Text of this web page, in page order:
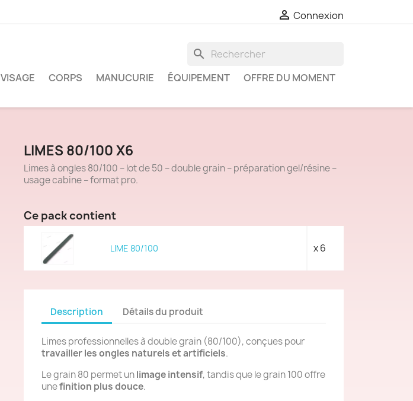
 Connexion
search
VISAGE CORPS MANUCURIE ÉQUIPEMENT OFFRE DU MOMENT
LIMES 80/100 X6
Limes à ongles 80/100 – lot de 50 – double grain – préparation gel/résine –
usage cabine – format pro.
Ce pack contient
LIME 80/100 x 6
Description Détails du produit
Limes professionnelles à double grain (80/100), conçues pour
travailler les ongles naturels et artificiels.
Le grain 80 permet unlimage intensif, tandis que le grain 100 offre
unefinition plus douce.